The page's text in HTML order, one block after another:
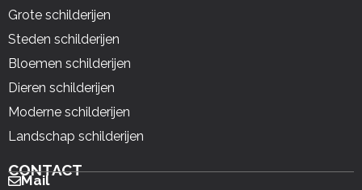
Grote schilderijen
Steden schilderijen
Bloemen schilderijen
Dieren schilderijen
Moderne schilderijen
Landschap schilderijen
CONTACT
Mail